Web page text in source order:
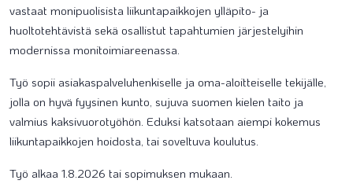
vastaat monipuolisista liikuntapaikkojen ylläpito- ja
huoltotehtävistä sekä osallistut tapahtumien järjestelyihin
modernissa monitoimiareenassa.
Työ sopii asiakaspalveluhenkiselle ja oma-aloitteiselle tekijälle,
jolla on hyvä fyysinen kunto, sujuva suomen kielen taito ja
valmius kaksivuorotyöhön. Eduksi katsotaan aiempi kokemus
liikuntapaikkojen hoidosta, tai soveltuva koulutus.
Työ alkaa 1.8.2026 tai sopimuksen mukaan.